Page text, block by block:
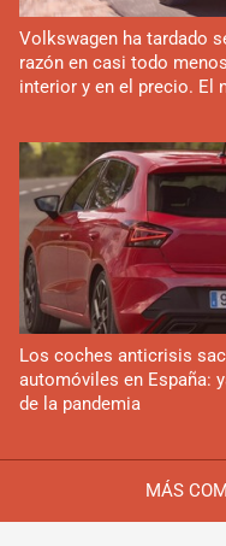
MÁS
Volkswagen ha tardado
razón en casi todo
interior y en el precio. El
Los coches anticrisis
automóviles en España:
de la pandemia